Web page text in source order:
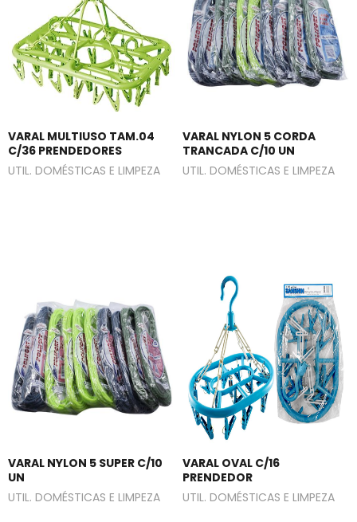
VARAL MULTIUSO TAM.04
C/36 PRENDEDORES
UTIL. DOMÉSTICAS E LIMPEZA
VARAL NYLON 5 CORDA
TRANCADA C/10 UN
UTIL. DOMÉSTICAS E LIMPEZA
VARAL NYLON 5 SUPER C/10
UN
UTIL. DOMÉSTICAS E LIMPEZA
VARAL OVAL C/16
PRENDEDOR
UTIL. DOMÉSTICAS E LIMPEZA